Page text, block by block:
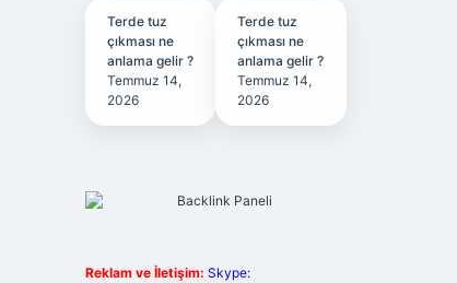
Terde tuz
çıkması ne
anlama gelir ?
Temmuz 14,
2026
Terde tuz
çıkması ne
anlama gelir ?
Temmuz 14,
2026
Reklam ve İletişim: Skype: